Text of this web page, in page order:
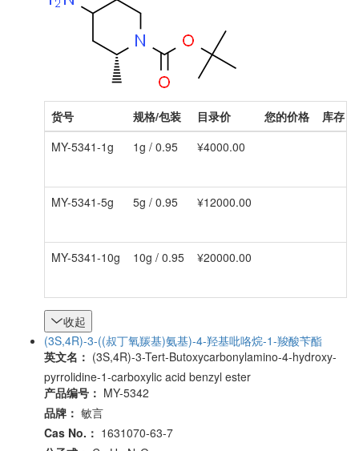
货号 规格/包装 目录价 您的价格 库存
MY-5341-1g
1g / 0.95 ¥4000.00
MY-5341-5g 5g / 0.95 ¥12000.00
MY-5341-10g 10g / 0.95 ¥20000.00
收起
(3S,4R)-3-((叔丁氧羰基)氨基)-4-羟基吡咯烷-1-羧酸苄酯
英文名： (3S,4R)-3-Tert-Butoxycarbonylamino-4-hydroxy-
pyrrolidine-1-carboxylic acid benzyl ester
产品编号： MY-5342
品牌： 敏言
Cas No.： 1631070-63-7